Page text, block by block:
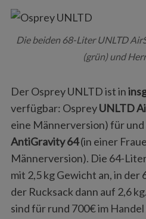
Die beiden 68-Liter UNLTD
(grün) und
Der Osprey UNLTD ist in
verfügbar: OspreyUNLTD
eine Männerversion) für
AntiGravity 64(in einer
Männerversion). Die 64-
mit 2,5 kg Gewicht an, in
der Rucksack dann auf 2,6
sind für rund 700€ im